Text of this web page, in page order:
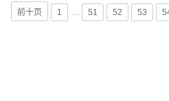
前十页 1 … 51 52 53